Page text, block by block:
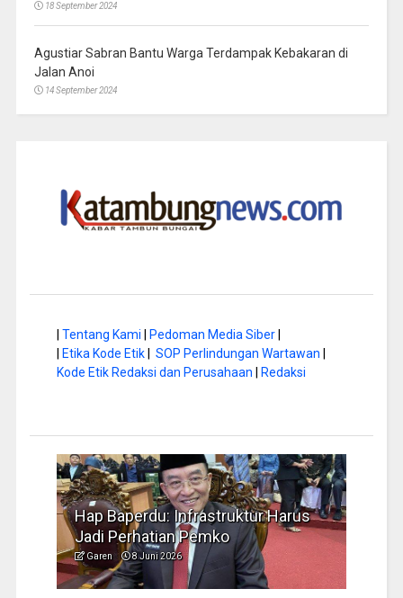
18 September 2024
Agustiar Sabran Bantu Warga Terdampak Kebakaran di
Jalan Anoi
14 September 2024
Tentang Kami Pedoman Media Siber|
Etika Kode Etik| SOP Perlindungan Wartawan
Kode Etik Redaksi dan Perusahaan
Redaksi
Hap Baperdu: Infrastruktur Harus
Jadi Perhatian Pemko
Garen 8 Juni 2026